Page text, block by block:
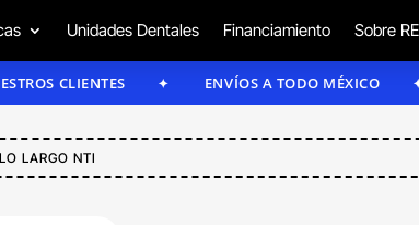
Unidades Dentales Financiamiento Sobre
CLIENTES ENVÍOS A TODO MÉXICO
LARGO NTI